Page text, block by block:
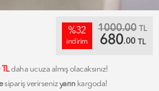
%32
indirim
1000.00 TL
680.00 TL
daha ucuza almış olacaksınız!
sipariş verirsenizyarın kargoda!